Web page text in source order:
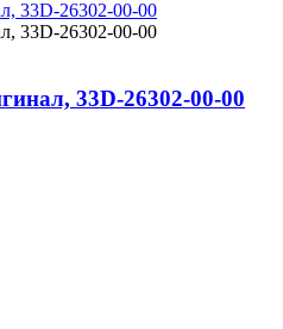
33D-26302-00-00